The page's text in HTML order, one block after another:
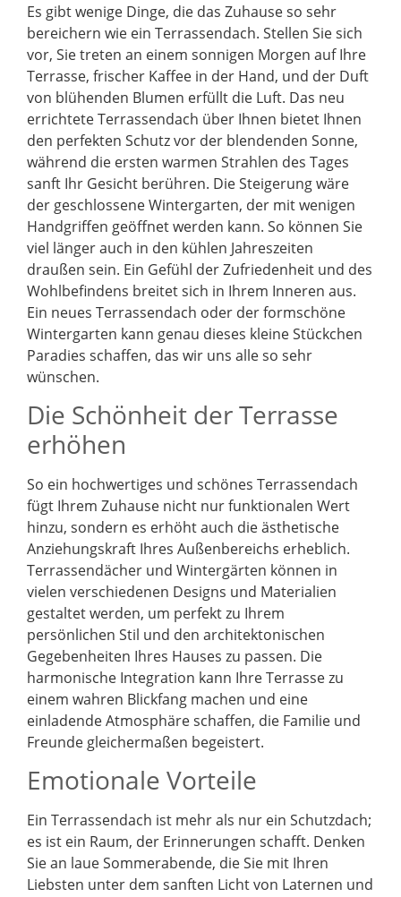
Es gibt wenige Dinge, die das Zuhause so sehr
bereichern wie ein Terrassendach. Stellen Sie sich
vor, Sie treten an einem sonnigen Morgen auf Ihre
Terrasse, frischer Kaffee in der Hand, und der Duft
von blühenden Blumen erfüllt die Luft. Das neu
errichtete Terrassendach über Ihnen bietet Ihnen
den perfekten Schutz vor der blendenden Sonne,
während die ersten warmen Strahlen des Tages
sanft Ihr Gesicht berühren. Die Steigerung wäre
der geschlossene Wintergarten, der mit wenigen
Handgriffen geöffnet werden kann. So können Sie
viel länger auch in den kühlen Jahreszeiten
draußen sein. Ein Gefühl der Zufriedenheit und des
Wohlbefindens breitet sich in Ihrem Inneren aus.
Ein neues Terrassendach oder der formschöne
Wintergarten kann genau dieses kleine Stückchen
Paradies schaffen, das wir uns alle so sehr
wünschen.
Die Schönheit der Terrasse
erhöhen
So ein hochwertiges und schönes Terrassendach
fügt Ihrem Zuhause nicht nur funktionalen Wert
hinzu, sondern es erhöht auch die ästhetische
Anziehungskraft Ihres Außenbereichs erheblich.
Terrassendächer und Wintergärten können in
vielen verschiedenen Designs und Materialien
gestaltet werden, um perfekt zu Ihrem
persönlichen Stil und den architektonischen
Gegebenheiten Ihres Hauses zu passen. Die
harmonische Integration kann Ihre Terrasse zu
einem wahren Blickfang machen und eine
einladende Atmosphäre schaffen, die Familie und
Freunde gleichermaßen begeistert.
Emotionale Vorteile
Ein Terrassendach ist mehr als nur ein Schutzdach;
es ist ein Raum, der Erinnerungen schafft. Denken
Sie an laue Sommerabende, die Sie mit Ihren
Liebsten unter dem sanften Licht von Laternen und